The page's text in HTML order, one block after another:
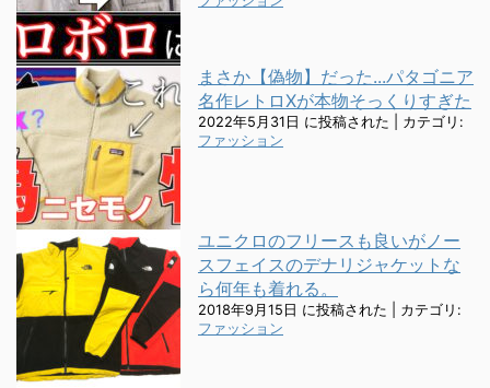
まさか【偽物】だった...パタゴニア
名作レトロXが本物そっくりすぎた
2022年5月31日 に投稿された
カテゴリ:
ファッション
ユニクロのフリースも良いがノー
スフェイスのデナリジャケットな
ら何年も着れる。
2018年9月15日 に投稿された
カテゴリ:
ファッション